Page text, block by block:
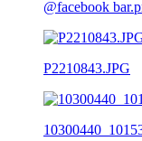
@facebook
P2210843.JPG